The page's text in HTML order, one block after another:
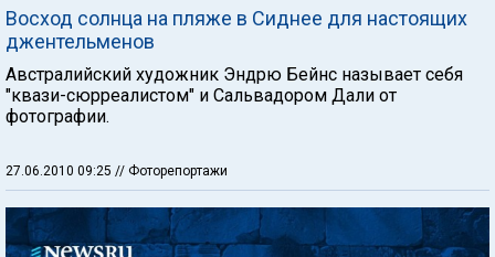
Восход солнца на пляже в Сиднее для настоящих
джентельменов
Австралийский художник Эндрю Бейнс называет себя
"квази-сюрреалистом" и Сальвадором Дали от
фотографии.
27.06.2010 09:25 // Фоторепортажи